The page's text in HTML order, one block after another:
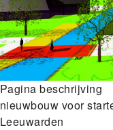
Pagina beschrijving
nieuwbouw voor
Leeuwarden